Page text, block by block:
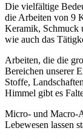
Die vielfältige
die Arbeiten von 9
Keramik, Schmuck
wie auch das
Arbeiten, die die
Bereichen unserer
Stoffe,
Himmel gibt es
Micro- und Macro-
Lebewesen lassen